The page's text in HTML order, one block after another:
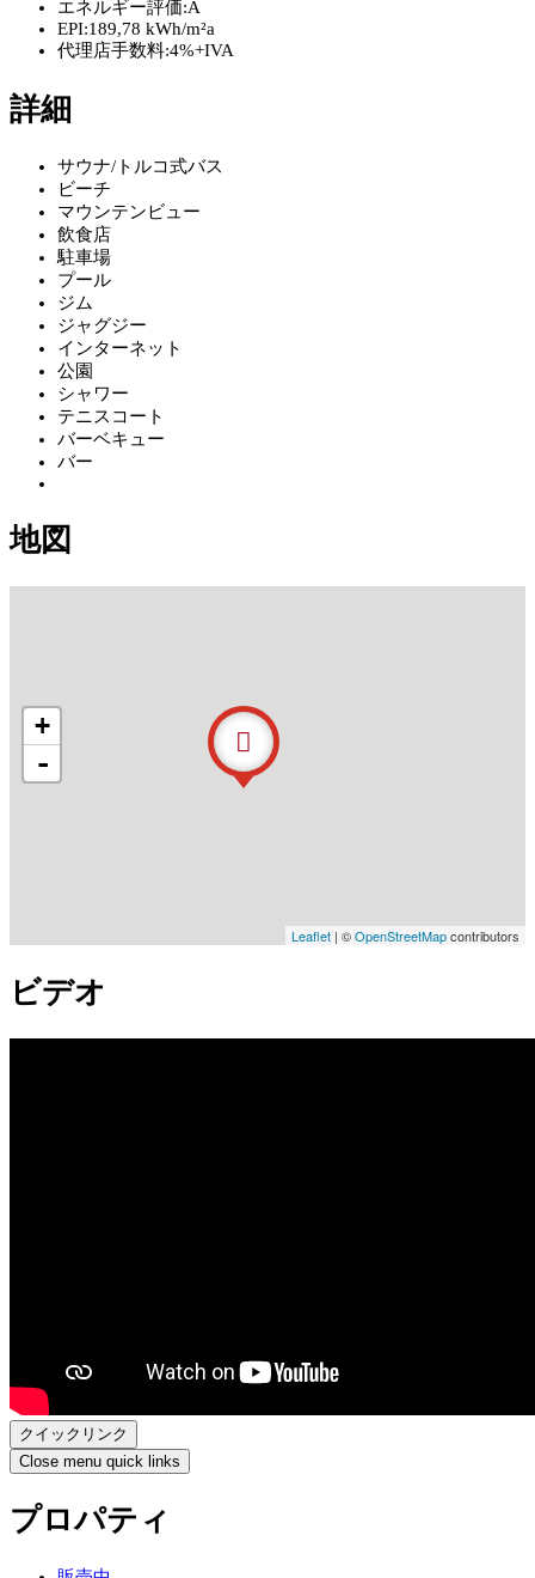
エネルギー評価:A
EPI:189,78 kWh/m²a
代理店手数料:4%+IVA
詳細
サウナ/トルコ式バス
ビーチ
マウンテンビュー
飲食店
駐車場
プール
ジム
ジャグジー
インターネット
公園
シャワー
テニスコート
バーベキュー
バー
地図
+
-
Leaflet | ©OpenStreetMapcontributors
ビデオ
クイックリンク
Close menu quick links
プロパティ